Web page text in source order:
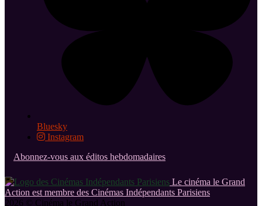
Bluesky
Instagram
Abonnez-vous aux éditos hebdomadaires
Le cinéma le Grand
Action est membre des Cinémas Indépendants Parisiens
2026 © Cinéma le Grand Action